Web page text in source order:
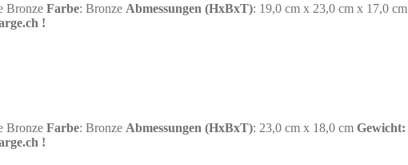
Bronze Farbe: Bronze Abmessungen (HxBxT): 19,0 cm x 23,0 cm x 17,0 cm
!
Bronze Farbe: Bronze Abmessungen (HxBxT): 23,0 cm x 18,0 cm Gewicht:
!